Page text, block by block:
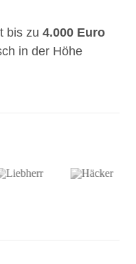
bis zu 4.000 Euro
in der Höhe